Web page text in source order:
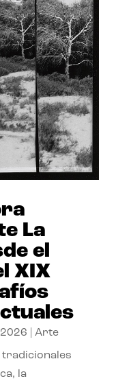
La
el
XIX
Arte
tradicionales
la